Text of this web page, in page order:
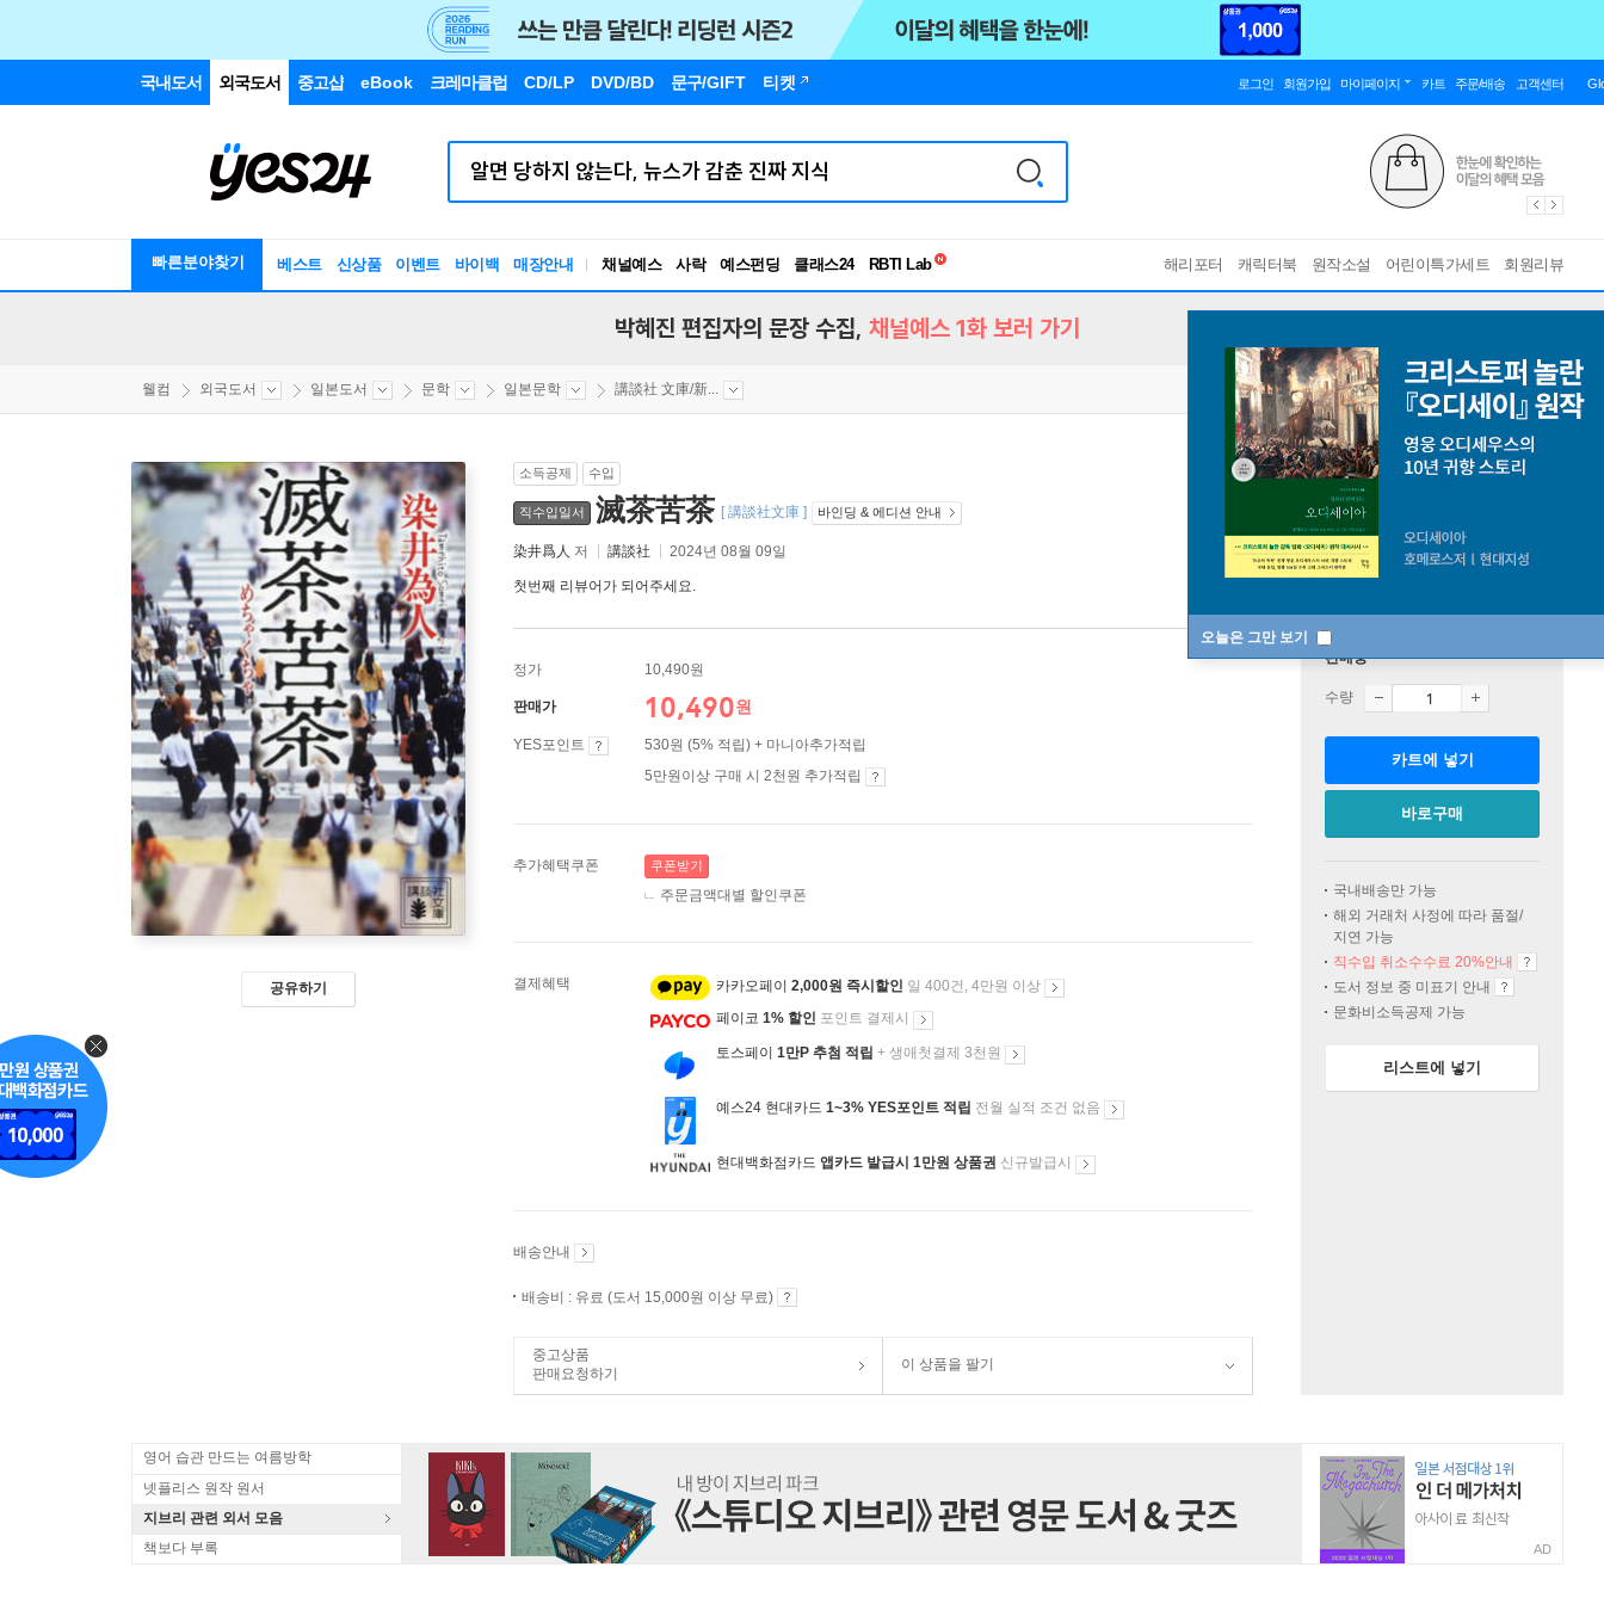
국내도서 외국도서 중고샵 eBook 크레마클럽 CD/LP DVD/BD 문구/GIFT 티켓 로그인 회원가입 마이페이지 카트 주문/배송 고객센터
빠른분야찾기 베스트 신상품 이벤트 바이백 매장안내 채널예스 사락 예스펀딩 클래스24
독서유형검사
해리포터 캐릭터북 원작소설 어린이특가세트 회원리뷰
오늘은 그만 보기
박혜진 편집자의 문장 수집, 채널예스 1화 보러 가기
웰컴 외국도서 일본도서 문학 일본문학 講談社 文庫/新...
공유하기
소득공제 수입
직수입일서 滅茶苦茶 [ 講談社文庫 ] 바인딩 & 에디션 안내
染井爲人 저 講談社 2024년 08월 09일
첫번째 리뷰어가 되어주세요.
정가 10,490원
판매가 10,490원
YES포인트
530원 (5% 적립) + 마니아추가적립
5만원이상 구매 시 2천원 추가적립
추가혜택쿠폰 쿠폰받기
주문금액대별 할인쿠폰
결제혜택 카카오페이 2,000원 즉시할인 일 400건, 4만원 이상
페이코 1% 할인 포인트 결제시
토스페이 1만P 추첨 적립 + 생애첫결제 3천원
예스24 현대카드 1~3% YES포인트 적립 전월 실적 조건 없음
현대백화점카드 앱카드 발급시 1만원 상품권 신규발급시
배송안내
배송비 : 유료 (도서 15,000원 이상 무료)
중고상품
판매요청하기
이 상품을 팔기
판매중
수량
카트에 넣기
바로구매
국내배송만 가능
해외 거래처 사정에 따라 품절/
지연 가능
직수입 취소수수료 20%안내
도서 정보 중 미표기 안내
문화비소득공제 가능
리스트에 넣기
영어 습관 만드는 여름방학
넷플리스 원작 원서
지브리 관련 외서 모음
책보다 부록
AD